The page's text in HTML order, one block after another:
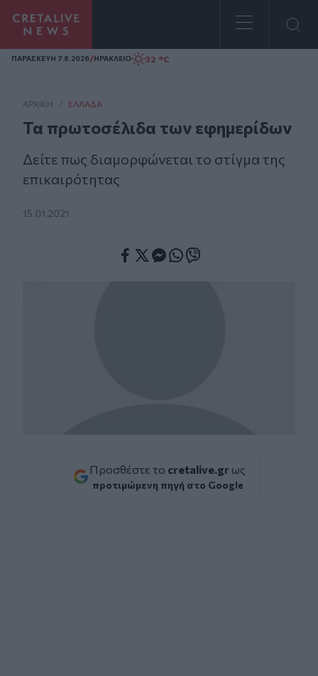
Homepage
ΠΑΡΑΣΚΕΥΗ 7.8.2026/ΗΡΑΚΛΕΙΟ 32 °C
ΑΡΧΙΚΗ / ΕΛΛΆΔΑ
Τα πρωτοσέλιδα των εφημερίδων
Δείτε πως διαμορφώνεται το στίγμα της
επικαιρότητας
15.01.2021
Προσθέστε το cretalive.gr ως
προτιμώμενη πηγή στο Google